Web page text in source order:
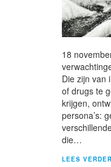
18
Die zijn van
of drugs te
krijgen,
persona’s:
die…
LEES VERDER